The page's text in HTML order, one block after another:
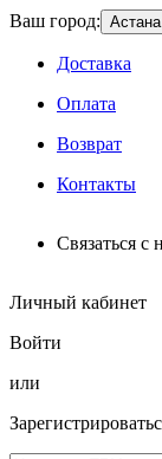
Ваш город: Астана
Доставка
Оплата
Возврат
Контакты
Связаться с
Личный кабинет
Войти
или